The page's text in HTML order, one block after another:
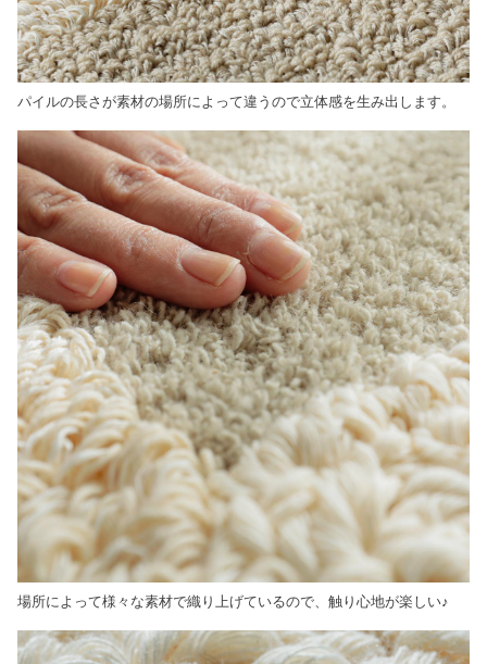
パイルの長さが素材の場所によって違うので立体感を生み出します。
場所によって様々な素材で織り上げているので、触り心地が楽しい♪